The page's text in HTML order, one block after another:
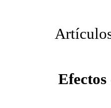
Efectos